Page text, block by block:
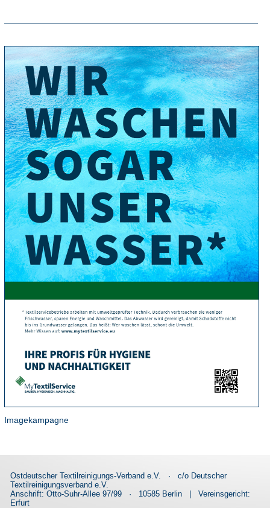
Imagekampagne
Ostdeutscher Textilreinigungs-Verband e.V. ·
c/o Deutscher
Textilreinigungsverband e.V.
Anschrift: Otto-Suhr-Allee 97/99
· 10585 Berlin |
Vereinsgericht:
Erfurt